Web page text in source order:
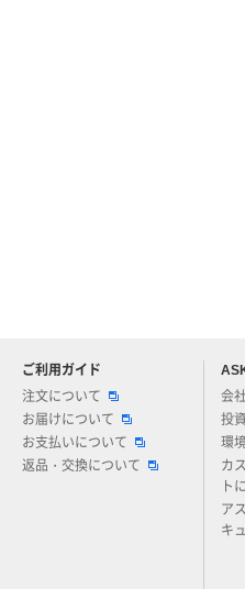
ご利用ガイド
注文について
お届けについて
お支払いについて
返品・交換について
会
投
環
カ
ト
ア
キ
ア